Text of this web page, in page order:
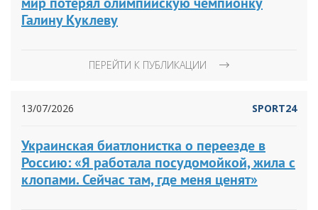
Галину Куклеву
ПЕРЕЙТИ К ПУБЛИКАЦИИ
13/07/2026 SPORT24
Украинская биатлонистка о переезде в
Россию: «Я работала посудомойкой, жила с
клопами. Сейчас там, где меня ценят»